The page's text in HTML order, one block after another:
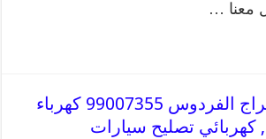
بنشر متنقل | كراج الفردوس 99007355 كهرباء
تصليح سيارات